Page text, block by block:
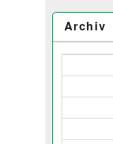
Archiv